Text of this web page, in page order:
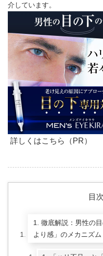
介しています。
詳しくはこちら（PR）
目次
1. 徹底解説：男性の
より感」のメカニズム